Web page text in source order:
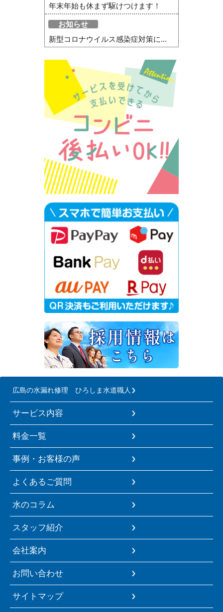
年末年始も休まず駆けつけます！
お知らせ
新型コロナウイルス感染症対策に...
広島の水漏れ修理 ひろしま水道職人
サービス内容
料金一覧
事例・お客様の声
よくあるご質問
水のコラム
スタッフ紹介
会社案内
お問い合わせ
サイトマップ